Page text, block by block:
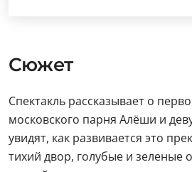
Сюжет
Спектакль рассказывает о
московского парня Алёши и
увидят, как развивается это
тихий двор, голубые и зеленые